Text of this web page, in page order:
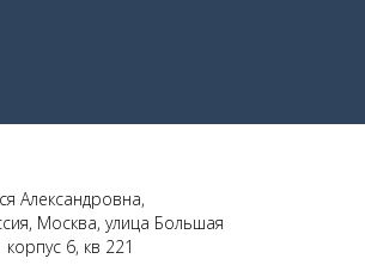
Александровна,
Москва, улица Большая
6, кв 221